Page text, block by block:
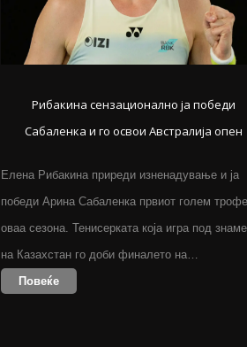
Рибакина сензационално ја победи
Сабаленка и го освои Австралија опен
Елена Рибакина приреди изненадување и ја
победи Арина Сабаленка првиот голем
оваа сезона. Тенисерката која игра под
на Казахстан го доби финалето на…
Повеќе